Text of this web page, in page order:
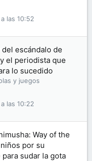
las 10:52
escándalo de
el periodista que
lo sucedido
y juegos
las 10:22
Way of the
por su
sudar la gota